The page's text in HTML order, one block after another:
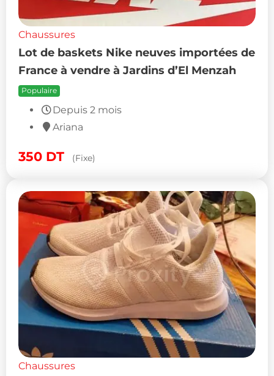
Chaussures
Lot de baskets Nike neuves importées de
France à vendre à Jardins d’El Menzah
Populaire
Depuis 2 mois
Ariana
350 DT (Fixe)
Chaussures